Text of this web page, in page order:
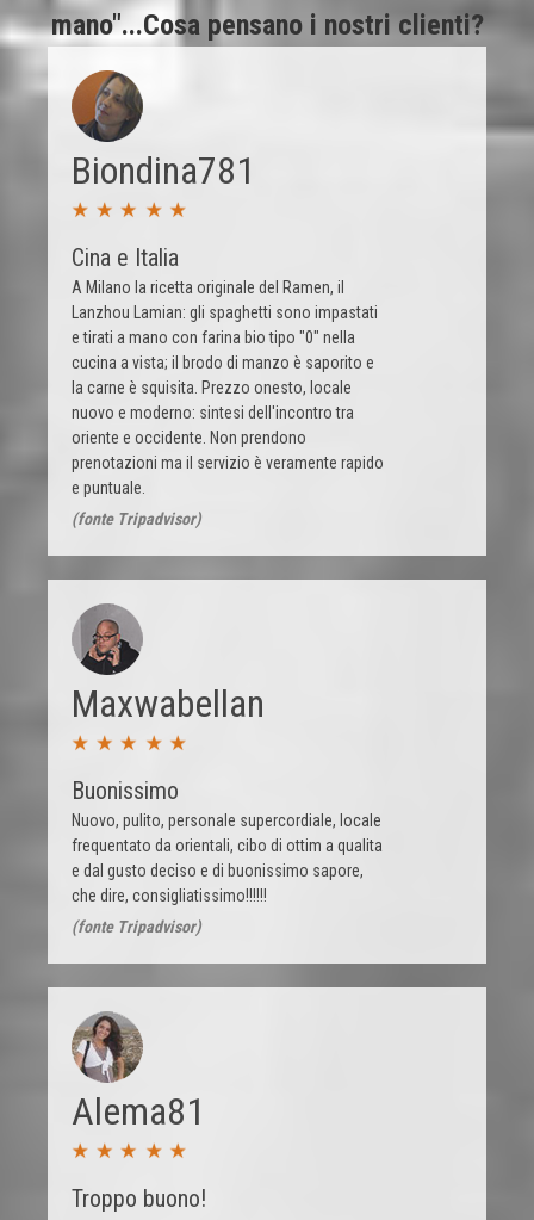
mano"...Cosa pensano i nostri clienti?
Biondina781
Cina e Italia
A Milano la ricetta originale del Ramen, il
Lanzhou Lamian: gli spaghetti sono impastati
e tirati a mano con farina bio tipo "0" nella
cucina a vista; il brodo di manzo è saporito e
la carne è squisita. Prezzo onesto, locale
nuovo e moderno: sintesi dell'incontro tra
oriente e occidente. Non prendono
prenotazioni ma il servizio è veramente rapido
e puntuale.
(fonte Tripadvisor)
Maxwabellan
Buonissimo
Nuovo, pulito, personale supercordiale, locale
frequentato da orientali, cibo di ottim a qualita
e dal gusto deciso e di buonissimo sapore,
che dire, consigliatissimo!!!!!!
(fonte Tripadvisor)
Alema81
Troppo buono!